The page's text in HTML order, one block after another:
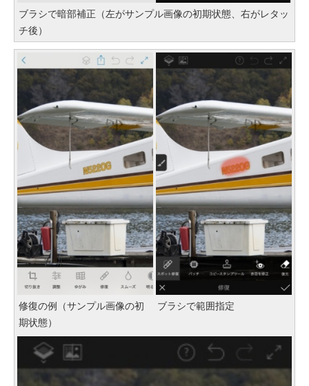
ブラシで暗部補正（左がサンプル画像の初期状態、右がレタッ
チ後）
修復の例（サンプル画像の初
期状態）
ブラシで範囲指定